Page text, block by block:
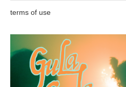
terms of use